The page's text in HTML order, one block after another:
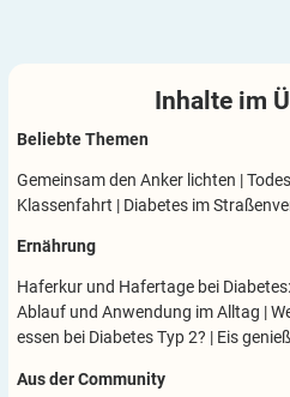
Inhalte im
Beliebte Themen
Gemeinsam den Anker lichten |
Klassenfahrt | Diabetes im
Ernährung
Haferkur und Hafertage bei
Ablauf und Anwendung im Alltag |
essen bei Diabetes Typ 2? | Eis
Aus der Community